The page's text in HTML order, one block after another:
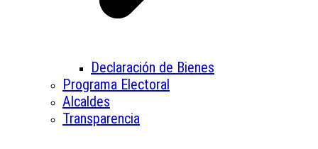
Declaración de Bienes
Programa Electoral
Alcaldes
Transparencia